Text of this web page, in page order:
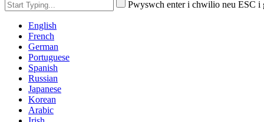
Pwyswch enter i chwilio neu ESC i
English
French
German
Portuguese
Spanish
Russian
Japanese
Korean
Arabic